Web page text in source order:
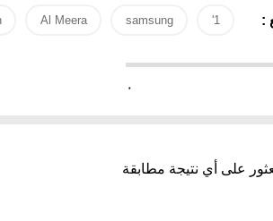
:
1'
samsung
Al Meera
٠
على أي نتيجة مطابقة